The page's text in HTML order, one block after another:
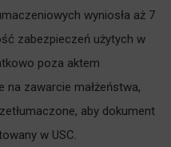
wyniosła aż 7
zabezpieczeń użytych w
poza aktem
na zawarcie małżeństwa,
aby dokument
w USC.